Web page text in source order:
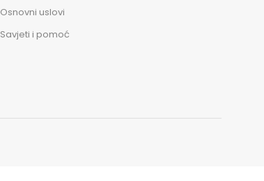
Osnovni uslovi
Savjeti i pomoć